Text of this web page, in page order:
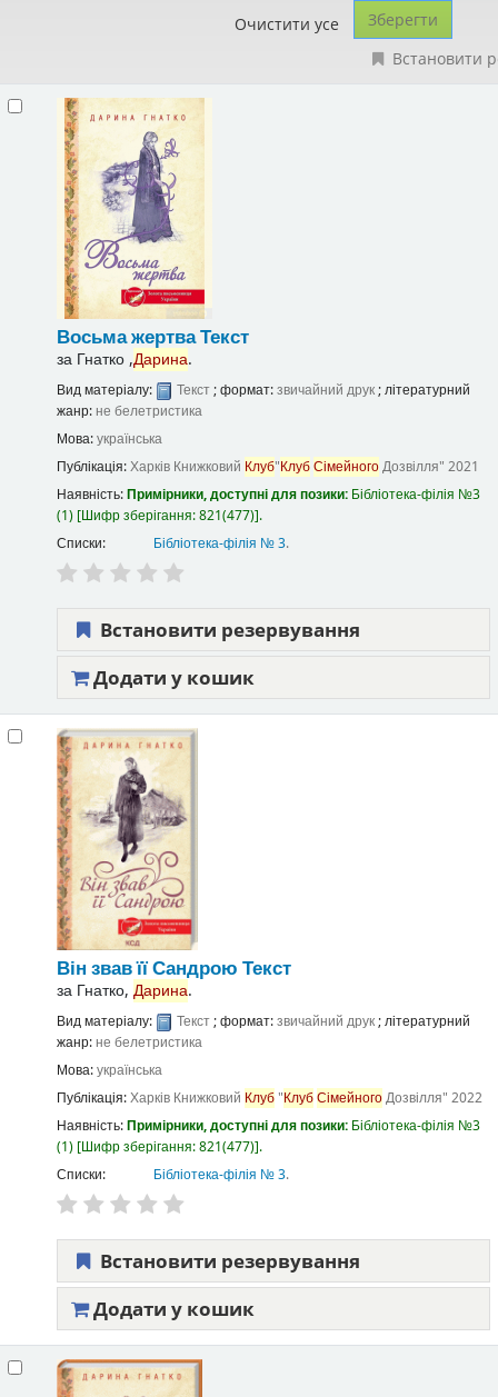
Очистити усе
Встановити
Восьма жертваТекст
за Гнатко ,Дарина.
Вид матеріалу: Текст; формат:звичайний друк; літературний
жанр: не белетристика
Мова:українська
Публікація:Харків Книжковий Клуб"КлубСімейногоДозвілля" 2021
Наявність:Примірники, доступні для позики: Бібліотека-філія №3
(1) Шифр зберігання:821(477) .
Списки:
Бібліотека-філія № 3.
Встановити резервування
Додати у кошик
Він звав її Сандрою Текст
за Гнатко, Дарина.
Вид матеріалу: Текст; формат:звичайний друк; літературний
жанр:не белетристика
Мова:українська
Публікація:Харків Книжковий Клуб"КлубСімейногоДозвілля" 2022
Наявність:Примірники, доступні для позики: Бібліотека-філія №3
(1) Шифр зберігання:821(477) .
Списки:
Бібліотека-філія № 3.
Встановити резервування
Додати у кошик